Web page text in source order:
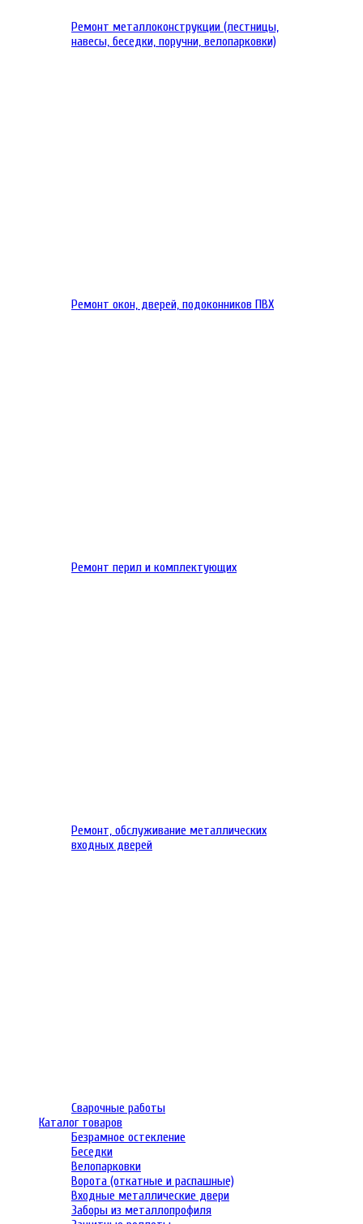
Ремонт металлоконструкции (лестницы,
навесы, беседки, поручни, велопарковки)
Ремонт окон, дверей, подоконников ПВХ
Ремонт перил и комплектующих
Ремонт, обслуживание металлических
входных дверей
Сварочные работы
Каталог товаров
Безрамное остекление
Беседки
Велопарковки
Ворота (откатные и распашные)
Входные металлические двери
Заборы из металлопрофиля